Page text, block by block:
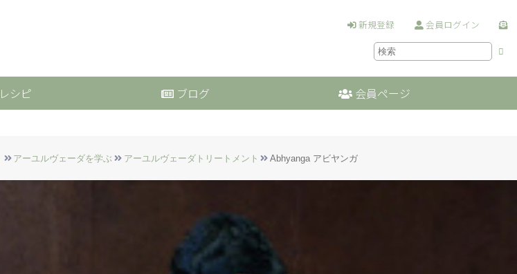
新規登録 会員ログイン
レシピ ブログ 会員ページ
アーユルヴェーダを学ぶ アーユルヴェーダトリートメント Abhyanga アビヤンガ